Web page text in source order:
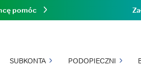
SUBKONTA PODOPIECZNI
pomóc